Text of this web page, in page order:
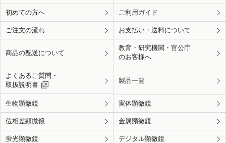
初めての方へ ご利用ガイド
ご注文の流れ お支払い・送料について
商品の配送について
教育・研究機関・官公庁
のお客様へ
よくあるご質問・
取扱説明書
製品一覧
生物顕微鏡 実体顕微鏡
位相差顕微鏡 金属顕微鏡
蛍光顕微鏡 デジタル顕微鏡